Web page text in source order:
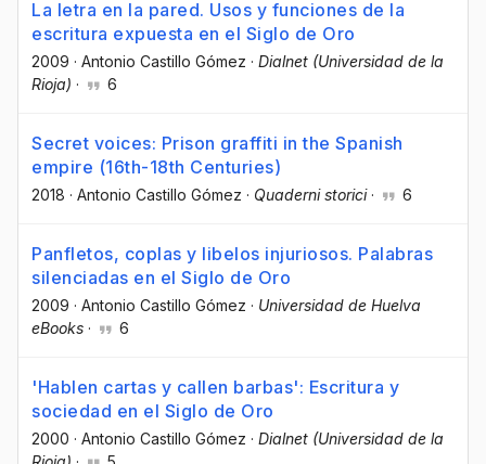
La letra en la pared. Usos y funciones de la
escritura expuesta en el Siglo de Oro
2009 · Antonio Castillo Gómez · Dialnet (Universidad de la
Rioja) · 6
Secret voices: Prison graffiti in the Spanish
empire (16th-18th Centuries)
2018 · Antonio Castillo Gómez · Quaderni storici· 6
Panfletos, coplas y libelos injuriosos. Palabras
silenciadas en el Siglo de Oro
2009 · Antonio Castillo Gómez · Universidad de Huelva
eBooks · 6
'Hablen cartas y callen barbas': Escritura y
sociedad en el Siglo de Oro
2000 · Antonio Castillo Gómez · Dialnet (Universidad de la